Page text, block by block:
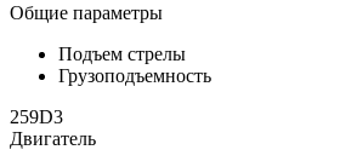
Общие параметры
Подъем стрелы
Грузоподъемность
259D3
Двигатель